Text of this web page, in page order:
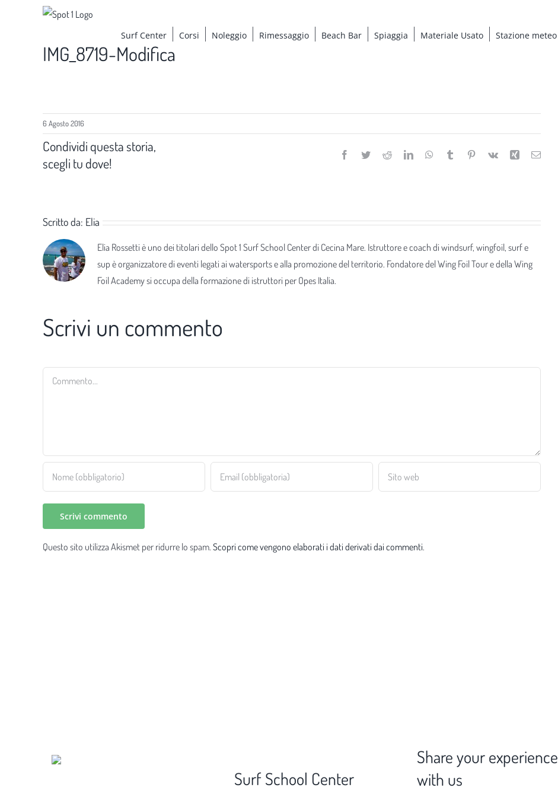
Surf Center Corsi Noleggio Rimessaggio Beach Bar Spiaggia Materiale Usato Stazione meteo
IMG_8719-Modifica
6 Agosto 2016
Condividi questa storia,
scegli tu dove!
Facebook
TwitterRedditLinkedInWhatsApp
Tumblr Pinterest
Vk Xing Email
Scritto da: Elia
Elia Rossetti è uno dei titolari dello Spot 1 Surf School Center di Cecina Mare. Istruttore e coach di windsurf, wingfoil, surf e
sup è organizzatore di eventi legati ai watersports e alla promozione del territorio. Fondatore del Wing Foil Tour e della Wing
Foil Academy si occupa della formazione di istruttori per Opes Italia.
Scrivi un commento
Commento
Questo sito utilizza Akismet per ridurre lo spam. Scopri come vengono elaborati i dati derivati dai commenti.
Surf School Center
Share your experience
with us